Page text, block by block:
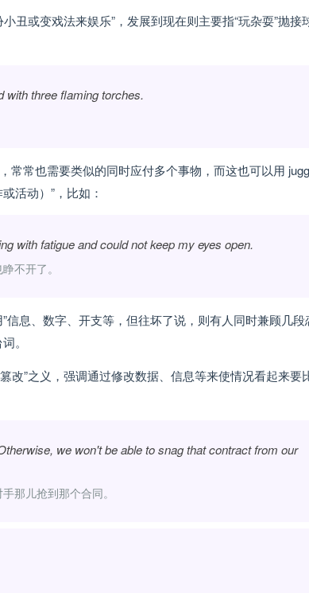
丑或变戏法来娱乐”，发展到现在则主要指“玩杂耍”抛接
with three flaming torches.
常也需要类似的同时应付多个事物，而这也可以用
活动）”，比如：
with fatigue and could not keep my eyes open.
不开了。
息、数字、开支等，但往坏了说，则有人同时兼顾几段
。
改”之义，强调通过修改数据、信息等来使情况看起来要
we won't be able to snag that contract from our
那儿抢到那个合同。